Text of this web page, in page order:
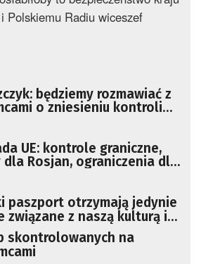
Polskiemu Radiu wiceszef
będziemy rozmawiać z
o zniesieniu kontroli
UE: kontrole graniczne,
dla Rosjan, ograniczenia dla
paszport otrzymają jedynie
związane z naszą kulturą i
skontrolowanych na